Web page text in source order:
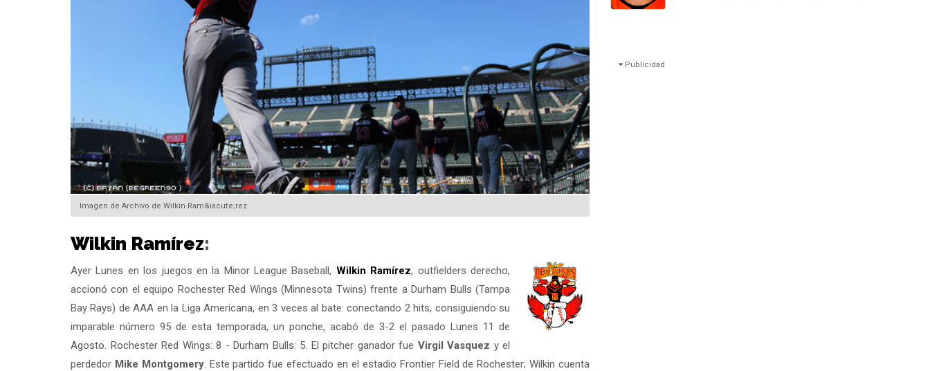
Imagen de Archivo de Wilkin Ram&iacute;rez
Wilkin Ramírez:
Ayer Lunes en los juegos en la Minor League Baseball, Wilkin Ramírez, outfielders derecho,
accionó con el equipo Rochester Red Wings (Minnesota Twins) frente a Durham Bulls (Tampa
Bay Rays) de AAA en la Liga Americana, en 3 veces al bate: conectando 2 hits, consiguiendo su
imparable número 95 de esta temporada, un ponche, acabó de 3-2 el pasado Lunes 11 de
Agosto. Rochester Red Wings: 8 - Durham Bulls: 5. El pitcher ganador fue Virgil Vasquez y el
perdedor Mike Montgomery. Este partido fue efectuado en el estadio Frontier Field de Rochester; Wilkin cuenta
Publicidad